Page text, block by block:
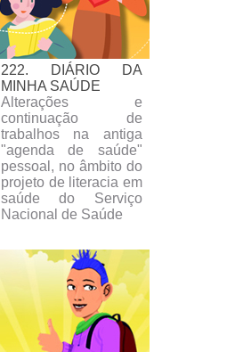
222. DIÁRIO DA
MINHA SAÚDE
Alterações e
continuação de
trabalhos na antiga
"agenda de saúde"
pessoal, no âmbito do
projeto de literacia em
saúde do Serviço
Nacional de Saúde